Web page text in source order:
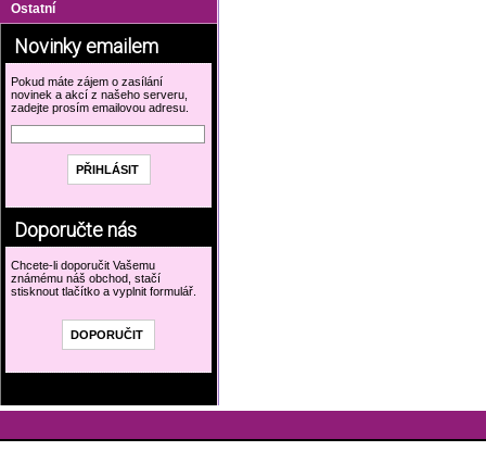
Ostatní
Novinky emailem
Pokud máte zájem o zasílání
novinek a akcí z našeho serveru,
zadejte prosím emailovou adresu.
Doporučte nás
Chcete-li doporučit Vašemu
známému náš obchod, stačí
stisknout tlačítko a vyplnit formulář.